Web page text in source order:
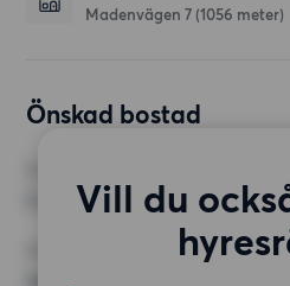
Madenvägen 7 (1056 meter)
Önskad bostad
Vill du
MINST ANTAL KVADRATMETER